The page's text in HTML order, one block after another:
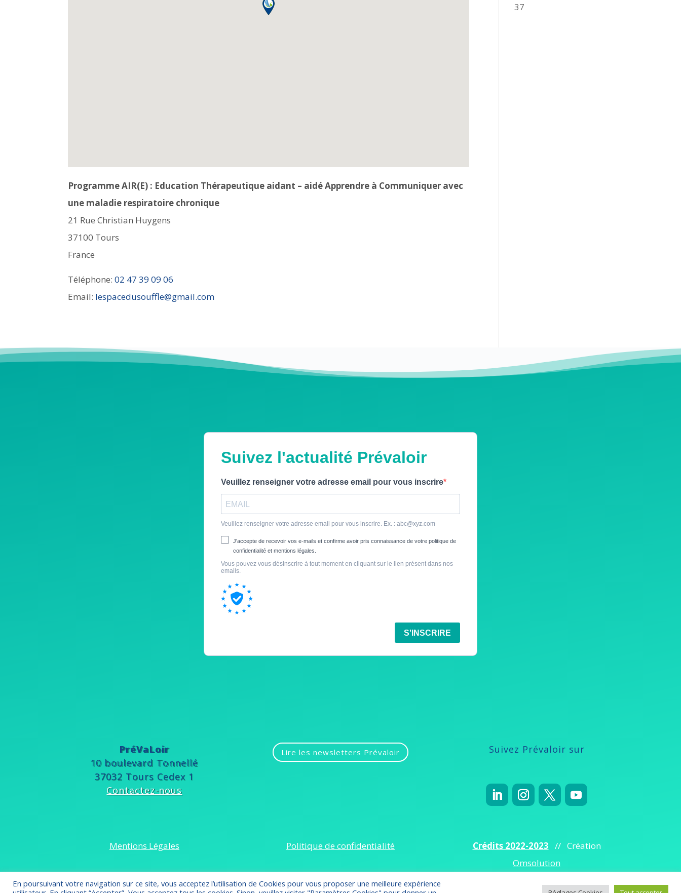
Programme AIR(E) : Education Thérapeutique aidant – aidé Apprendre à Communiquer avec
une maladie respiratoire chronique
21 Rue Christian Huygens
37100 Tours
France
Téléphone:02 47 39 09 06
Email: lespacedusouffle@gmail.com
37
PréVaLoir
10 boulevard Tonnellé
37032 Tours Cedex 1
Contactez-nous
Lire les newsletters Prévaloir Suivez Prévaloir sur
Mentions Légales Politique de confidentialité Crédits 2022-2023 // Création
Omsolution
En poursuivant votre navigation sur ce site, vous acceptez l’utilisation de Cookies pour vous proposer une meilleure expérience